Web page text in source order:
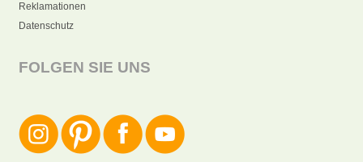
Reklamationen
Datenschutz
FOLGEN SIE UNS